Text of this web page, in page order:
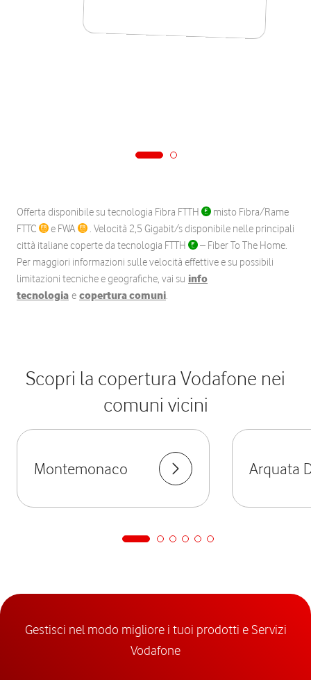
Offerta disponibile su tecnologia Fibra FTTH
misto Fibra/Rame
FTTC
e FWA
. Velocità 2,5 Gigabit/s disponibile nelle principali
città italiane coperte da tecnologia FTTH
– Fiber To The Home.
Per maggiori informazioni sulle velocità effettive e su possibili
limitazioni tecniche e geografiche, vai su info
tecnologia e copertura comuni.
Scopri la copertura Vodafone nei
comuni vicini
Montemonaco Arquata
Gestisci nel modo migliore i tuoi prodotti e Servizi
Vodafone